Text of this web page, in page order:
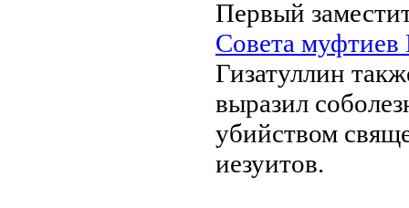
Первый
Совета муфтиев
Гизатуллин
выразил
убийством
иезуитов.